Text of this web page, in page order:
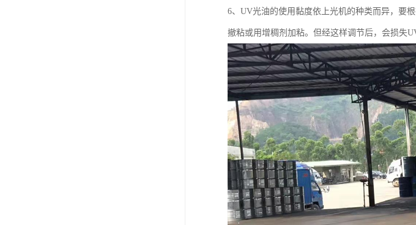
6、UV光油的使用黏度依上光机的种类而异，要
撤粘或用增稠剂加粘。但经这样调节后，会损失